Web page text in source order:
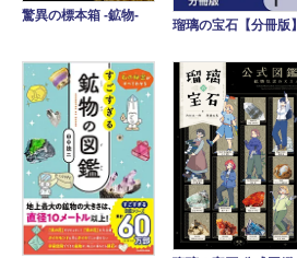
驚異の標本箱 ‐鉱物‐
瑠璃の宝石【分冊版】